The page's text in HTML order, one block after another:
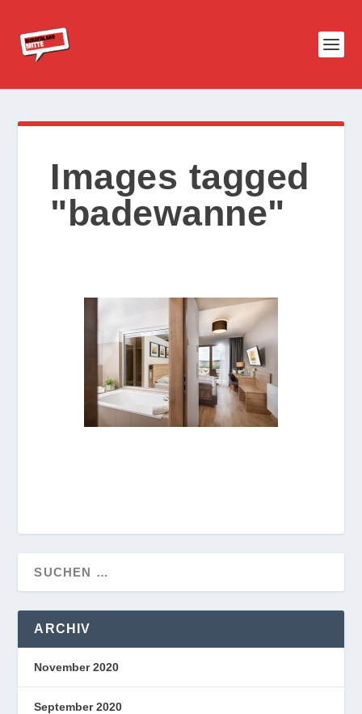
Images tagged
"badewanne"
ARCHIV
November 2020
September 2020